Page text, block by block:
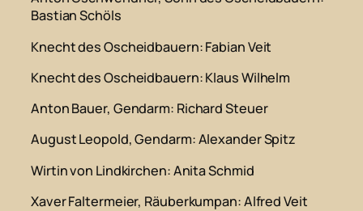
Bastian Schöls
Knecht des Oscheidbauern: Fabian Veit
Knecht des Oscheidbauern: Klaus Wilhelm
Anton Bauer, Gendarm: Richard Steuer
August Leopold, Gendarm: Alexander Spitz
Wirtin von Lindkirchen: Anita Schmid
Xaver Faltermeier, Räuberkumpan: Alfred Veit